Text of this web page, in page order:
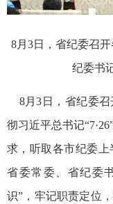
8月3日，省纪委召
纪委书
8月3日，省纪委召
彻习近平总书记
求，听取各市纪委上
省委常委、省纪委
识”，牢记职责定位